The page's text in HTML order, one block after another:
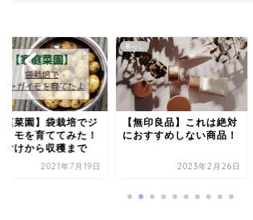
庭菜園】袋栽培でジ
イモを育ててみた！
付けから収穫まで
2021年7月19日
暮らし
【無印良品】これは絶対
におすすめしない商品！
2023年2月26日